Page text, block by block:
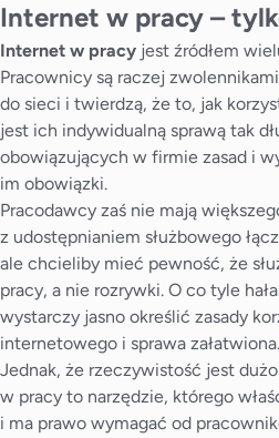
Internet w pracy –
Internet w pracy jest źródłem
Pracownicy są raczej
do sieci i twierdzą, że to, jak
jest ich indywidualną sprawą tak
obowiązujących w firmie zasad i
im obowiązki.
Pracodawcy zaś nie mają
z udostępnianiem służbowego
ale chcieliby mieć pewność, że
pracy, a nie rozrywki. O co tyle
wystarczy jasno określić zasady
internetowego i sprawa załatwiona.
Jednak, że rzeczywistość jest
w pracy to narzędzie, którego
i ma prawo wymagać od